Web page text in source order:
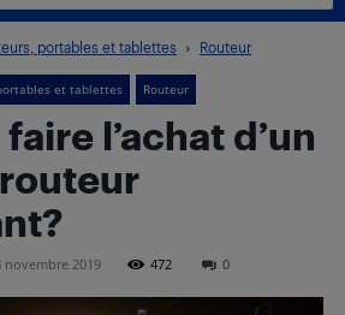
portables et tablettes Routeur
et tablettes Routeur
l’achat d’un
novembre 2019 472 0